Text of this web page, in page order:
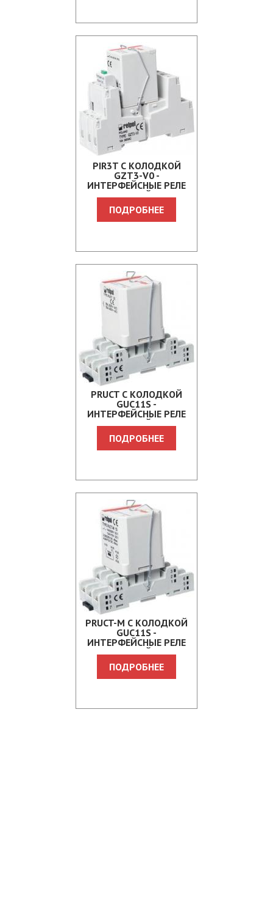
PIR3T С КОЛОДКОЙ
GZT3-V0 -
ИНТЕРФЕЙСНЫЕ РЕЛЕ
ДЛЯ ЖЕЛЕЗНОЙ ДОРОГИ
ПОДРОБНЕЕ
PRUCT С КОЛОДКОЙ
GUC11S -
ИНТЕРФЕЙСНЫЕ РЕЛЕ
ДЛЯ ЖЕЛЕЗНОЙ ДОРОГИ
ПОДРОБНЕЕ
PRUCT-M С КОЛОДКОЙ
GUC11S -
ИНТЕРФЕЙСНЫЕ РЕЛЕ
ДЛЯ ЖЕЛЕЗНОЙ ДОРОГИ
ПОДРОБНЕЕ